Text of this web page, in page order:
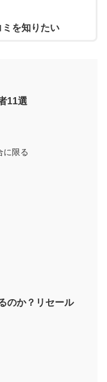
ミを知りたい
11選
限る
のか？リセール